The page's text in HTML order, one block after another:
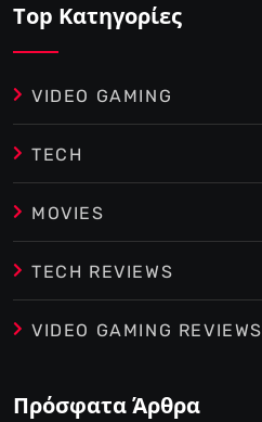
Top Κατηγορίες
VIDEO GAMING
TECH
MOVIES
TECH REVIEWS
VIDEO GAMING REVIEWS
Πρόσφατα Άρθρα